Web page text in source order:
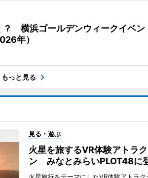
？ 横浜ゴールデンウィークイベン
年）
もっと見る
見る・遊ぶ
火星を旅するVR体験アトラ
ン みなとみらいPLOT48に